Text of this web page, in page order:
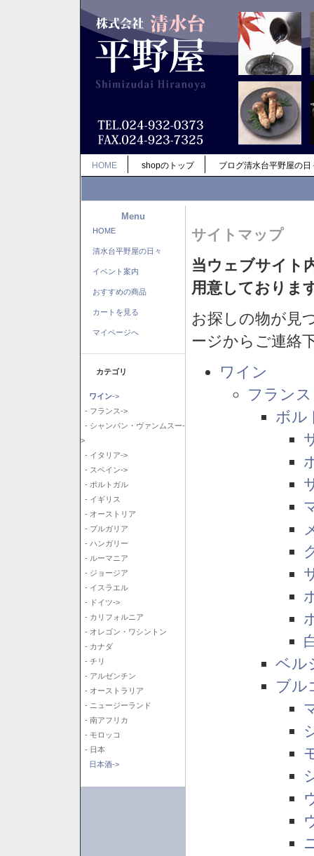
HOME shopのトップ ブログ清水台平野屋の日
Menu
HOME
清水台平野屋の日々
イベント案内
おすすめの商品
カートを見る
マイページへ
カテゴリ
ワイン->
- フランス->
- シャンパン・ヴァンムスー-
>
- イタリア->
- スペイン->
- ポルトガル
- イギリス
- オーストリア
- ブルガリア
- ハンガリー
- ルーマニア
- ジョージア
- イスラエル
- ドイツ->
- カリフォルニア
- オレゴン・ワシントン
- カナダ
- チリ
- アルゼンチン
- オーストラリア
- ニュージーランド
- 南アフリカ
- モロッコ
- 日本
日本酒->
サイトマップ
当ウェブサイト
用意しておりま
お探しの物が見
ージからご連絡
ワイン
フランス
ボル
ベル
ブル